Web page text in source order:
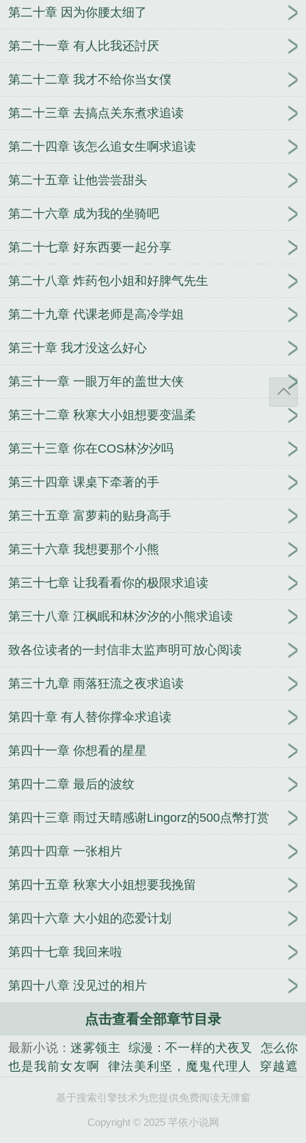
第二十章 因为你腰太细了
第二十一章 有人比我还討厌
第二十二章 我才不给你当女僕
第二十三章 去搞点关东煮求追读
第二十四章 该怎么追女生啊求追读
第二十五章 让他尝尝甜头
第二十六章 成为我的坐骑吧
第二十七章 好东西要一起分享
第二十八章 炸药包小姐和好脾气先生
第二十九章 代课老师是高冷学姐
第三十章 我才没这么好心
第三十一章 一眼万年的盖世大侠
第三十二章 秋寒大小姐想要变温柔
第三十三章 你在COS林汐汐吗
第三十四章 课桌下牵著的手
第三十五章 富萝莉的贴身高手
第三十六章 我想要那个小熊
第三十七章 让我看看你的极限求追读
第三十八章 江枫眠和林汐汐的小熊求追读
致各位读者的一封信非太监声明可放心阅读
第三十九章 雨落狂流之夜求追读
第四十章 有人替你撑伞求追读
第四十一章 你想看的星星
第四十二章 最后的波纹
第四十三章 雨过天晴感谢Lingorz的500点幣打赏
第四十四章 一张相片
第四十五章 秋寒大小姐想要我挽留
第四十六章 大小姐的恋爱计划
第四十七章 我回来啦
第四十八章 没见过的相片
点击查看全部章节目录
最新小说： 迷雾领主 综漫：不一样的犬夜叉
怎么你
也是我前女友啊
律法美利坚，魔鬼代理人
穿越遮
艾瑞巴蒂i第38本书
民国1937：我有抗日援
同时穿越：我们独自在万界升级
基于搜索引擎技术为您提供免费阅读无弹窗
Copyright © 2025 芊依小说网